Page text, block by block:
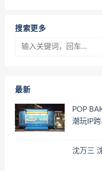
搜索更多
最新
POP
潮玩IP
沈万三